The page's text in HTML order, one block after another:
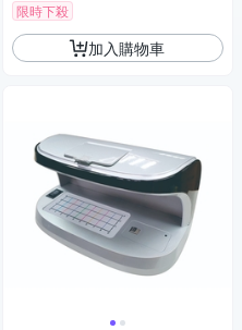
限時下殺
加入購物車